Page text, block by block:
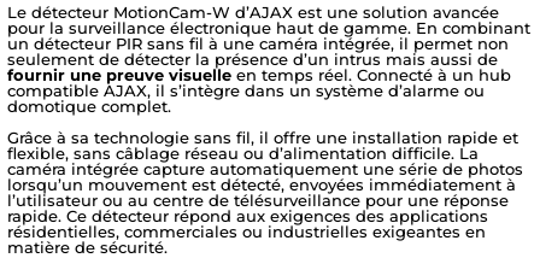
Le détecteur MotionCam-W d’AJAX est une solution avancée
pour la surveillance électronique haut de gamme. En combinant
un détecteur PIR sans fil à une caméra intégrée, il permet non
seulement de détecter la présence d’un intrus mais aussi de
fournir une preuve visuelle en temps réel. Connecté à un hub
compatible AJAX, il s’intègre dans un système d’alarme ou
domotique complet.
Grâce à sa technologie sans fil, il offre une installation rapide et
flexible, sans câblage réseau ou d’alimentation difficile. La
caméra intégrée capture automatiquement une série de photos
lorsqu’un mouvement est détecté, envoyées immédiatement à
l’utilisateur ou au centre de télésurveillance pour une réponse
rapide. Ce détecteur répond aux exigences des applications
résidentielles, commerciales ou industrielles exigeantes en
matière de sécurité.